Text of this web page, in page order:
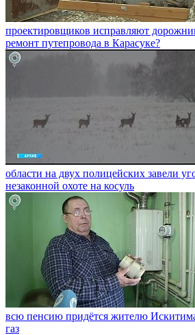
проектировщиков исправляют
ремонт путепровода в Карасуке?
области на двух полицейских завели
незаконной охоте на косуль
всю пенсию придётся жителю
газ